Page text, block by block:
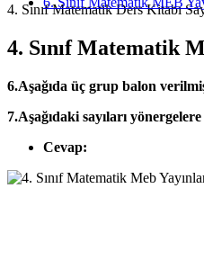
4. Sınıf Matematik Ders Kitabı
4. Sınıf Matematik
6.Aşağıda üç grup balon
7.Aşağıdaki sayıları
Cevap: